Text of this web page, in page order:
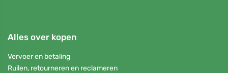
Alles over kopen
Vervoer en betaling
Ruilen, retourneren en reclameren